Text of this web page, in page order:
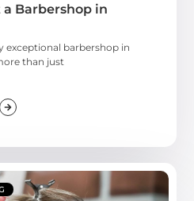
Barbershop in
exceptional barbershop in
than just